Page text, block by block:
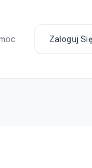
Zaloguj Się